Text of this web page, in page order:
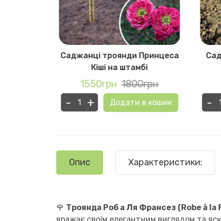
Саджанці троянди Принцеса
Кіші на штамбі
1550грн 1800грн
- + Додати в кошик -
Опис Характеристики:
🌹 Троянда Роб а Ля Франсез (Robe à
вражає своїм елегантним виглядом та